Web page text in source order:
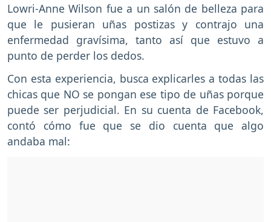
Lowri-Anne Wilson fue a un salón de belleza para
que le pusieran uñas postizas y contrajo una
enfermedad gravísima, tanto así que estuvo a
punto de perder los dedos.
Con esta experiencia, busca explicarles a todas las
chicas que NO se pongan ese tipo de uñas porque
puede ser perjudicial. En su cuenta de Facebook,
contó cómo fue que se dio cuenta que algo
andaba mal: